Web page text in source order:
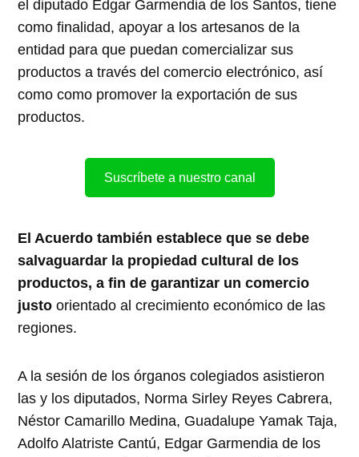
el diputado Edgar Garmendia de los Santos, tiene
como finalidad, apoyar a los artesanos de la
entidad para que puedan comercializar sus
productos a través del comercio electrónico, así
como como promover la exportación de sus
productos.
Suscríbete a nuestro canal
El Acuerdo también establece que se debe
salvaguardar la propiedad cultural de los
productos, a fin de garantizar un comercio
justo orientado al crecimiento económico de las
regiones.
A la sesión de los órganos colegiados asistieron
las y los diputados, Norma Sirley Reyes Cabrera,
Néstor Camarillo Medina, Guadalupe Yamak Taja,
Adolfo Alatriste Cantú, Edgar Garmendia de los